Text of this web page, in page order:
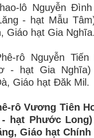
lô Nguyễn
- hạt Mẫu
Giáo hạt Gia Nghĩa.
rô Nguyễn
- hạt Gia
Giáo hạt Đăk Mil.
rô Vương Tiên
- hạt Phước
Giáo hạt Chính